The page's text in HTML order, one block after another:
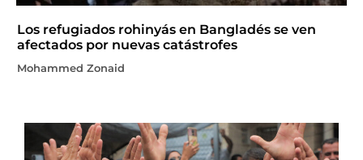
Los refugiados rohinyás en Bangladés se ven
afectados por nuevas catástrofes
Mohammed Zonaid